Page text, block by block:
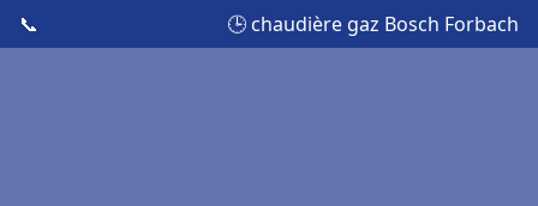
📞 🕒 chaudière gaz Bosch Forbach